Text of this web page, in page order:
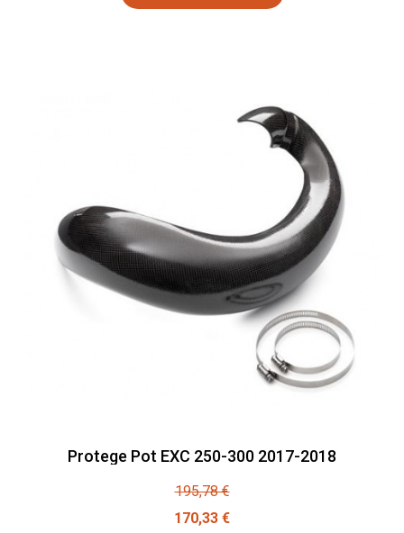
Protege Pot EXC 250-300 2017-2018
195,78 €
170,33 €